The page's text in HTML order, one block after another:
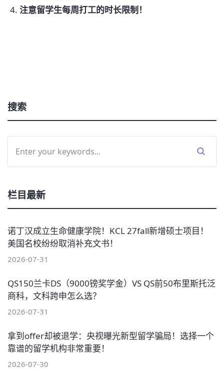
注意留学生每周打工的时长限制！
搜索
栏目最新
诺丁汉成立生命健康学院！KCL 27fall新增硕士项目！
美国名校纷纷取消补充文书！
2026-07-31
QS150兰卡DS（9000镑奖学金）VS QS前50布里斯托泛
商科，文科跨申怎么选？
2026-07-31
拿到offer却被退学：央视曝光新型留学骗局！选择一个
靠谱的留学机构非常重要！
2026-07-30